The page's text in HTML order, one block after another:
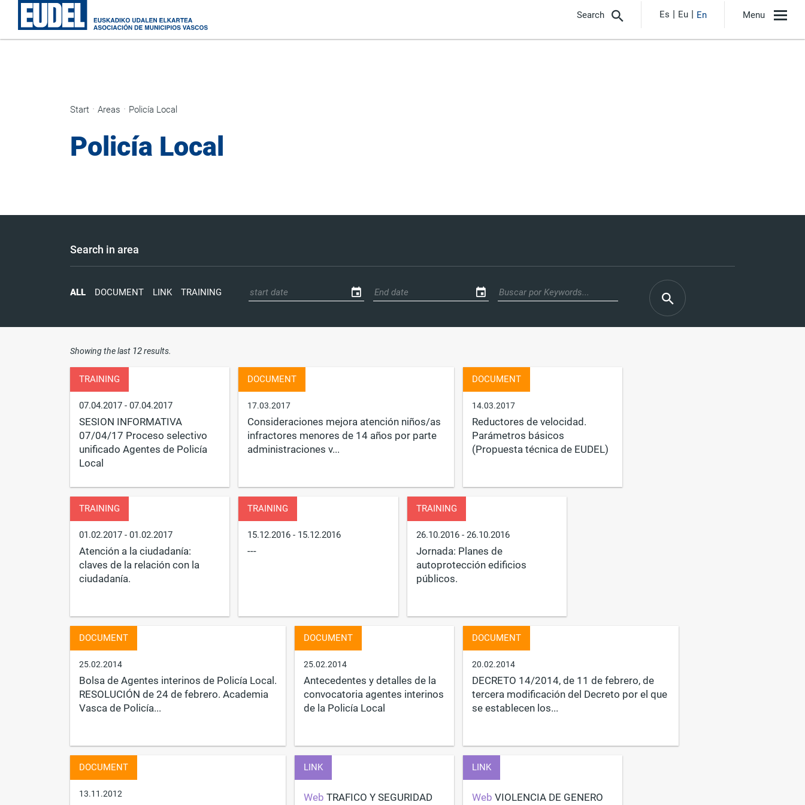
Search Es Eu En Menu
Start Areas Policía Local
Policía Local
Search in area
ALL DOCUMENT LINK TRAINING
Showing the last 12results.
TRAINING
07.04.2017 - 07.04.2017
SESION INFORMATIVA
07/04/17 Proceso selectivo
unificado Agentes de Policía
Local
DOCUMENT
17.03.2017
Consideraciones mejora atención niños/as
infractores menores de 14 años por parte
administraciones v...
DOCUMENT
14.03.2017
Reductores de velocidad.
Parámetros básicos
(Propuesta técnica de EUDEL)
TRAINING
01.02.2017 - 01.02.2017
Atención a la ciudadanía:
claves de la relación con la
ciudadanía.
TRAINING
15.12.2016 - 15.12.2016
---
TRAINING
26.10.2016- 26.10.2016
Jornada: Planes de
autoprotección edificios
públicos.
DOCUMENT
25.02.2014
Bolsa de Agentes interinos de Policía Local.
RESOLUCIÓN de 24 de febrero. Academia
Vasca de Policía...
DOCUMENT
25.02.2014
Antecedentes y detalles de la
convocatoria agentes interinos
de la Policía Local
DOCUMENT
20.02.2014
DECRETO 14/2014, de 11 de febrero, de
tercera modificación del Decreto por el que
se establecen los...
DOCUMENT
13.11.2012
LINK
Web TRAFICO Y SEGURIDAD
LINK
Web VIOLENCIA DE GENERO